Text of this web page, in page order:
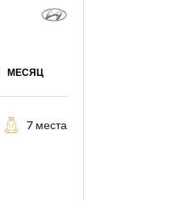
МЕСЯЦ
7 места